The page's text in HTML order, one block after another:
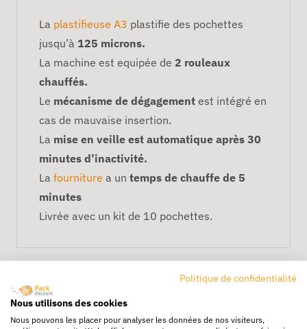
La plastifieuse A3 plastifie des pochettes
jusqu’à 125 microns.
La machine est equipée de 2 rouleaux
chauffés.
Le mécanisme de dégagement est intégré en
cas de mauvaise insertion.
La mise en veille est automatique après 30
minutes d’inactivité.
La fourniture a un temps de chauffe de 5
minutes
Livrée avec un kit de 10 pochettes.
Politique de confidentialité
Nous utilisons des cookies
Nous pouvons les placer pour analyser les données de nos visiteurs,